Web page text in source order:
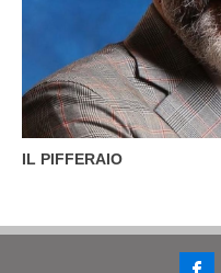
IL PIFFERAIO